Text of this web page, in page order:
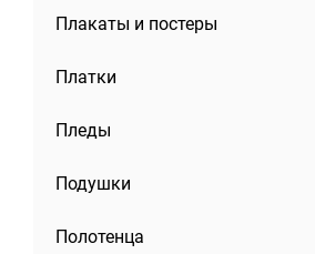
Плакаты и постеры
Платки
Пледы
Подушки
Полотенца